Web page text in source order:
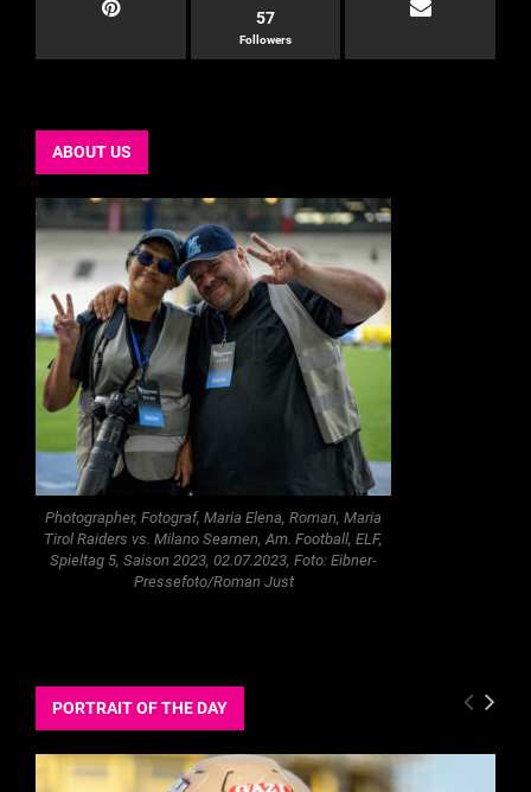
57
Followers
ABOUT US
Photographer, Fotograf, Maria Elena, Roman, Maria
Tirol Raiders vs. Milano Seamen, Am. Football, ELF,
Spieltag 5, Saison 2023, 02.07.2023, Foto: Eibner-
Pressefoto/Roman Just
PORTRAIT OF THE DAY